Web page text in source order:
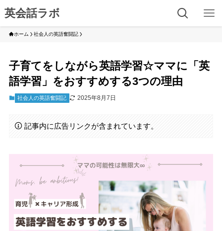
英会話ラボ
ホーム 社会人の英語奮闘記
子育てをしながら英語学習☆ママに「英
語学習」をおすすめする3つの理由
社会人の英語奮闘記 2025年8月7日
記事内に広告リンクが含まれています。